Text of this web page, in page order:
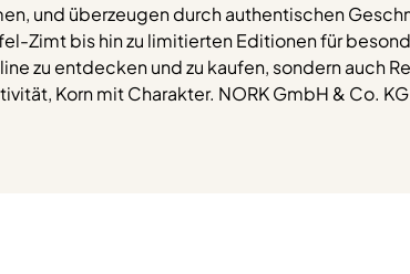
und überzeugen durch authentischen
Zimt bis hin zu limitierten Editionen für
zu entdecken und zu kaufen, sondern auch
Korn mit Charakter. NORK GmbH & Co.